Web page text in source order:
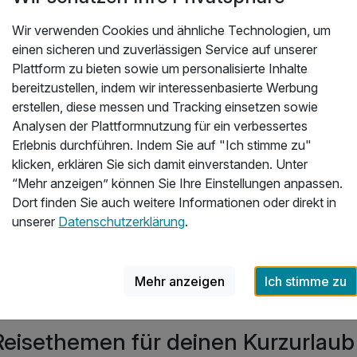
Inspirationen für Urlaub in Hamm
45 Angebote
für deinen
Wir verwenden Cookies und ähnliche Technologien, um
einen sicheren und zuverlässigen Service auf unserer
Plattform zu bieten sowie um personalisierte Inhalte
bereitzustellen, indem wir interessenbasierte Werbung
erstellen, diese messen und Tracking einsetzen sowie
Analysen der Plattformnutzung für ein verbessertes
Erlebnis durchführen. Indem Sie auf "Ich stimme zu"
klicken, erklären Sie sich damit einverstanden. Unter
“Mehr anzeigen” können Sie Ihre Einstellungen anpassen.
Dort finden Sie auch weitere Informationen oder direkt in
unserer Datenschutzerklärung.
Mehr anzeigen Ich stimme zu